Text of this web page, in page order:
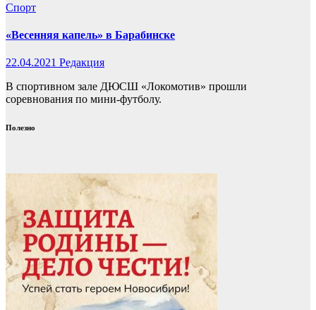
Спорт
«Весенняя капель» в Барабинске
22.04.2021 Редакция
В спортивном зале ДЮСШ «Локомотив» прошли
соревнования по мини-футболу.
Полезно